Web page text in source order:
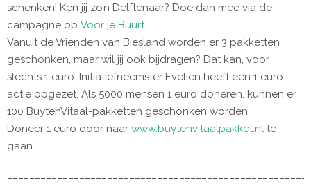
schenken! Ken jij zo’n Delftenaar? Doe dan mee via de
campagne op Voor je Buurt.
Vanuit de Vrienden van Biesland worden er 3 pakketten
geschonken, maar wil jij ook bijdragen? Dat kan, voor
slechts 1 euro. Initiatiefneemster Evelien heeft een 1 euro
actie opgezet. Als 5000 mensen 1 euro doneren, kunnen er
100 BuytenVitaal-pakketten geschonken worden.
Doneer 1 euro door naar www.buytenvitaalpakket.nl te
gaan.